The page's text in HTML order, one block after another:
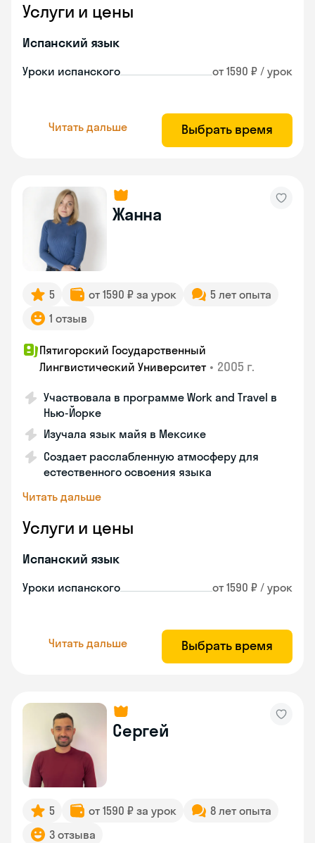
Услуги и цены
Испанский язык
Уроки испанского от 1590 ₽ / урок
Читать дальше Выбрать время
Жанна
5 от 1590 ₽ за урок
5 лет опыта
1 отзыв
Пятигорский Государственный
Лингвистический Университет • 2005 г.
Участвовала в программе Work and Travel в
Нью-Йорке
Изучала язык майя в Мексике
Создает расслабленную атмосферу для
естественного освоения языка
Читать дальше
Услуги и цены
Испанский язык
Уроки испанского от 1590 ₽ / урок
Читать дальше Выбрать время
Сергей
5 от 1590 ₽ за урок
8 лет опыта
3 отзыва